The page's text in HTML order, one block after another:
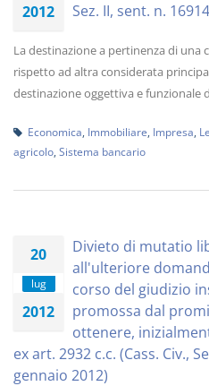
2012
Sez. II, sent. n.
La destinazione a pertinenza di una
rispetto ad altra considerata
destinazione oggettiva e funzionale
Economica Immobiliare Impresa
agricolo Sistema bancario
20
lug
2012
Divieto di mutatio
all'ulteriore
corso del giudizio
promossa dal
ottenere,
ex art. 2932 c.c. (Cass. Civ.,
gennaio 2012)